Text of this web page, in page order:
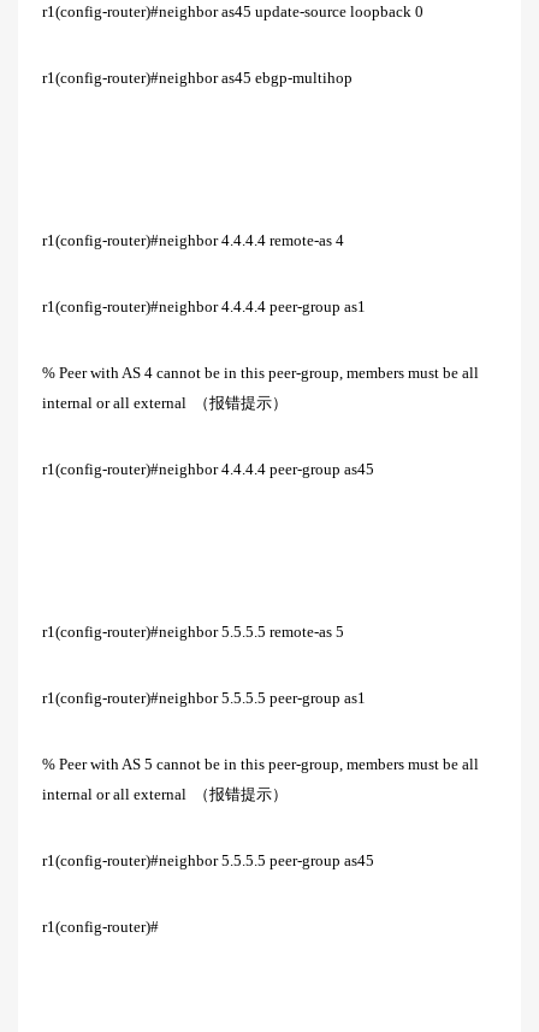
r1(config-router)#neighbor as45 update-source loopback 0
r1(config-router)#neighbor as45 ebgp-multihop
r1(config-router)#neighbor 4.4.4.4 remote-as 4
r1(config-router)#neighbor 4.4.4.4 peer-group as1
% Peer with AS 4 cannot be in this peer-group, members must be all
internal or all external （报错提示）
r1(config-router)#neighbor 4.4.4.4 peer-group as45
r1(config-router)#neighbor 5.5.5.5 remote-as 5
r1(config-router)#neighbor 5.5.5.5 peer-group as1
% Peer with AS 5 cannot be in this peer-group, members must be all
internal or all external （报错提示）
r1(config-router)#neighbor 5.5.5.5 peer-group as45
r1(config-router)#